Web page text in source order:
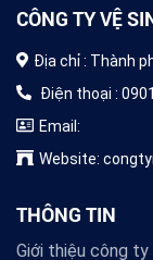
CÔNG TY VỆ
Địa chỉ : Thành
Điện thoại :
Email:
Website:
THÔNG TIN
Giới thiệu công ty